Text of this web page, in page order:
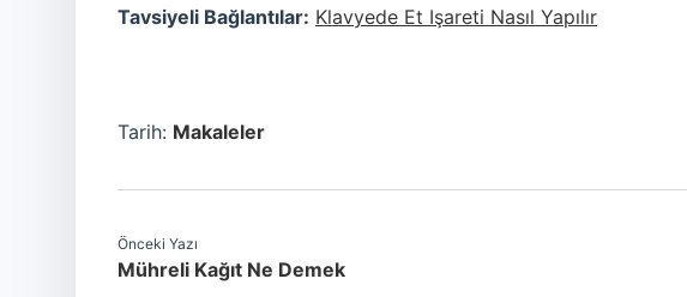
Tavsiyeli Bağlantılar: Klavyede Et Işareti Nasıl Yapılır
Tarih: Makaleler
Önceki Yazı
Mühreli Kağıt Ne Demek